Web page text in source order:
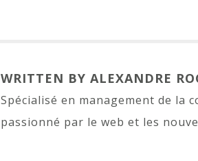
WRITTEN BY ALEXANDRE
Spécialisé en management de la
passionné par le web et les